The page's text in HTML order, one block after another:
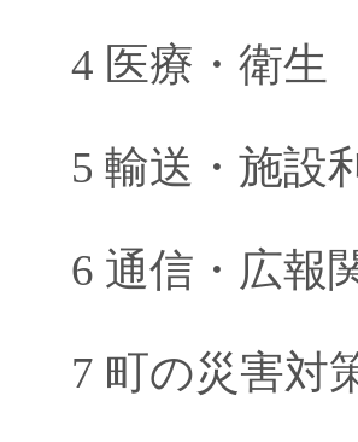
4 医療・衛生
5 輸送・施設
6 通信・広報
7 町の災害対